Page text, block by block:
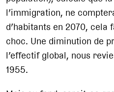
l’immigration, ne
d’habitants en 2070, cela
choc. Une diminution de
l’effectif global, nous
1955.